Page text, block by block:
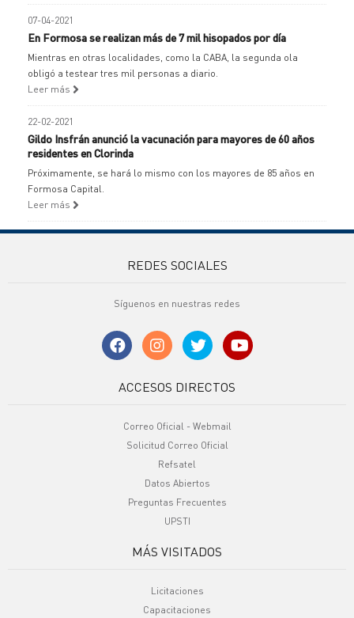
07-04-2021
En Formosa se realizan más de 7 mil hisopados por día
Mientras en otras localidades, como la CABA, la segunda ola
obligó a testear tres mil personas a diario.
Leer más
22-02-2021
Gildo Insfrán anunció la vacunación para mayores de 60 años
residentes en Clorinda
Próximamente, se hará lo mismo con los mayores de 85 años en
Formosa Capital.
Leer más
REDES SOCIALES
Síguenos en nuestras redes
ACCESOS DIRECTOS
Correo Oficial - Webmail
Solicitud Correo Oficial
Refsatel
Datos Abiertos
Preguntas Frecuentes
UPSTI
MÁS VISITADOS
Licitaciones
Capacitaciones